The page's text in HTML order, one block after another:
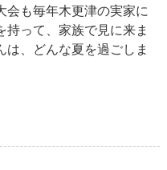
会も毎年木更津の実家に
って、家族で見に来ま
、どんな夏を過ごしま